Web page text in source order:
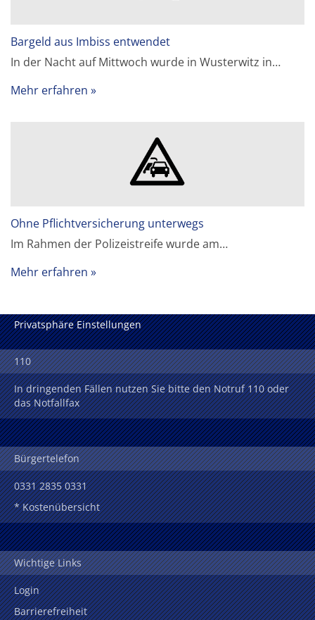
Bargeld aus Imbiss entwendet
In der Nacht auf Mittwoch wurde in Wusterwitz in…
Mehr erfahren
Ohne Pflichtversicherung unterwegs
Im Rahmen der Polizeistreife wurde am…
Mehr erfahren
Privatsphäre Einstellungen
110
In dringenden Fällen nutzen Sie bitte den Notruf 110 oder
das Notfallfax
Bürgertelefon
0331 2835 0331
* Kostenübersicht
Wichtige Links
Login
Barrierefreiheit